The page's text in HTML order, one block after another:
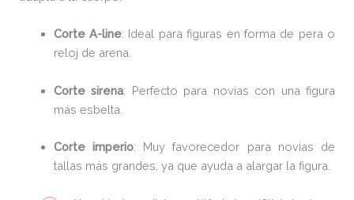
Corte A-line: Ideal para figuras en forma de pera o
reloj de arena.
Corte sirena: Perfecto para novias con una figura
más esbelta.
Corte imperio: Muy favorecedor para novias de
tallas más grandes, ya que ayuda a alargar la figura.